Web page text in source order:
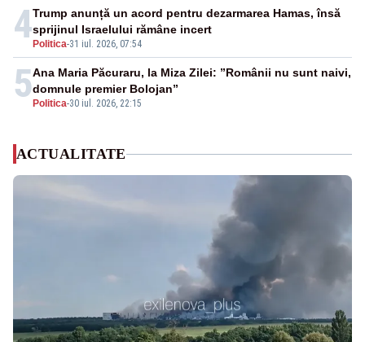
4 Politica-31 iul. 2026, 07:54
Trump anunță un acord pentru dezarmarea Hamas, însă
sprijinul Israelului rămâne incert
5 Politica-30 iul. 2026, 22:15
Ana Maria Păcuraru, la Miza Zilei: ”Românii nu sunt naivi,
domnule premier Bolojan”
ACTUALITATE